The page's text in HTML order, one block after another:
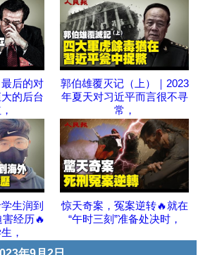
后的对
的后台
郭伯雄覆灭记（上）｜2023
年夏天对习近平而言很不寻
常，
生润到
经历🔥
，
惊天奇案，冤案逆转🔥就在
“午时三刻”准备处决时，